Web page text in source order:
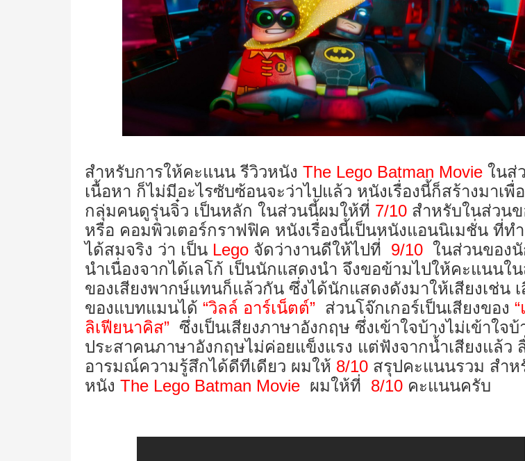
สำหรับการให้คะแนน รีวิวหนัง The Lego Batman Movie ในส่
เนื้อหา ก็ไม่มีอะไรซับซ้อนจะว่าไปแล้ว หนังเรื่องนี้ก็สร้างมาเพื่
กลุ่มคนดูรุ่นจิ๋ว เป็นหลัก ในส่วนนี้ผมให้ที่ 7/10 สำหรับในส่วนข
หรือ คอมพิวเตอร์กราฟฟิค หนังเรื่องนี้เป็นหนังแอนนิเมชั่น ที่ท
ได้สมจริง ว่า เป็น Lego จัดว่างานดีให้ไปที่ 9/10 ในส่วนของ
นำเนื่องจากได้เลโก้ เป็นนักแสดงนำ จึงขอข้ามไปให้คะแนนใ
ของเสียงพากษ์แทนก็แล้วกัน ซึ่งได้นักแสดงดังมาให้เสียงเช่น เ
ของแบทแมนได้ “วิลล์ อาร์เน็ตต์” ส่วนโจ๊กเกอร์เป็นเสียงของ
ลิเฟียนาคิส” ซึ่งเป็นเสียงภาษาอังกฤษ ซึ่งเข้าใจบ้างไม่เข้าใจบ้
ประสาคนภาษาอังกฤษไม่ค่อยแข็งแรง แต่ฟังจากน้ำเสียงแล้ว
อารมณ์ความรู้สึกได้ดีทีเดียว ผมให้ 8/10 สรุปคะแนนรวม สำห
หนัง The Lego Batman Movie ผมให้ที่ 8/10 คะแนนครับ